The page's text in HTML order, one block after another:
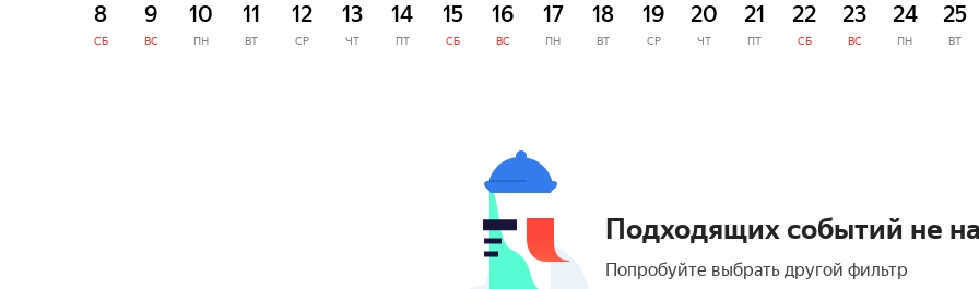
8
СБ
9
ВС
10
ПН
11
ВТ
12
СР
13
ЧТ
14
ПТ
15
СБ
16
ВС
17
ПН
18
ВТ
19
СР
20
ЧТ
21
ПТ
22
СБ
23
ВС
24
ПН
25
ВТ
Подходящих событий не
Попробуйте выбрать другой фильтр